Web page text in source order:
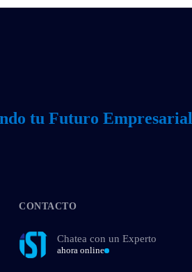
tu Futuro Empresarial
CONTACTO
Chatea con un Experto
ahora online